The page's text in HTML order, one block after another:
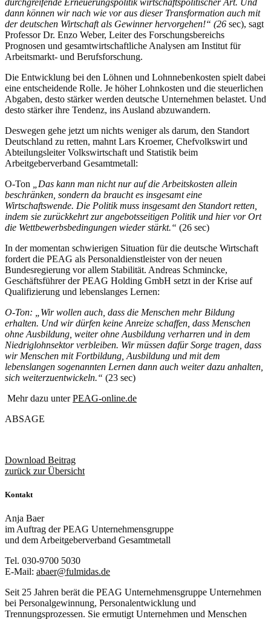
dann können wir nach wie vor aus dieser Transformation auch mit
der deutschen Wirtschaft als Gewinner hervorgehen!“ (26 sec), sagt
Professor Dr. Enzo Weber, Leiter des Forschungsbereichs
Prognosen und gesamtwirtschaftliche Analysen am Institut für
Arbeitsmarkt- und Berufsforschung.
Die Entwicklung bei den Löhnen und Lohnnebenkosten spielt dabei
eine entscheidende Rolle. Je höher Lohnkosten und die steuerlichen
Abgaben, desto stärker werden deutsche Unternehmen belastet. Und
desto stärker ihre Tendenz, ins Ausland abzuwandern.
Deswegen gehe jetzt um nichts weniger als darum, den Standort
Deutschland zu retten, mahnt Lars Kroemer, Chefvolkswirt und
Abteilungsleiter Volkswirtschaft und Statistik beim
Arbeitgeberverband Gesamtmetall:
O-Ton „Das kann man nicht nur auf die Arbeitskosten allein
beschränken, sondern da braucht es insgesamt eine
Wirtschaftswende. Die Politik muss insgesamt den Standort retten,
indem sie zurückkehrt zur angebotsseitigen Politik und hier vor Ort
die Wettbewerbsbedingungen wieder stärkt.“ (26 sec)
In der momentan schwierigen Situation für die deutsche Wirtschaft
fordert die PEAG als Personaldienstleister von der neuen
Bundesregierung vor allem Stabilität. Andreas Schmincke,
Geschäftsführer der PEAG Holding GmbH setzt in der Krise auf
Qualifizierung und lebenslanges Lernen:
O-Ton: „Wir wollen auch, dass die Menschen mehr Bildung
erhalten. Und wir dürfen keine Anreize schaffen, dass Menschen
ohne Ausbildung, weiter ohne Ausbildung verharren und in dem
Niedriglohnsektor verbleiben. Wir müssen dafür Sorge tragen, dass
wir Menschen mit Fortbildung, Ausbildung und mit dem
lebenslangen sogenannten Lernen dann auch weiter dazu anhalten,
sich weiterzuentwickeln.“ (23 sec)
Mehr dazu unterPEAG-online.de
ABSAGE
Download Beitrag
zurück zur Übersicht
Kontakt
Anja Baer
im Auftrag der PEAG Unternehmensgruppe
und dem Arbeitgeberverband Gesamtmetall
Tel. 030-9700 5030
E-Mail: abaer@fulmidas.de
Seit 25 Jahren berät die PEAG Unternehmensgruppe Unternehmen
bei Personalgewinnung, Personalentwicklung und
Trennungsprozessen. Sie ermutigt Unternehmen und Menschen